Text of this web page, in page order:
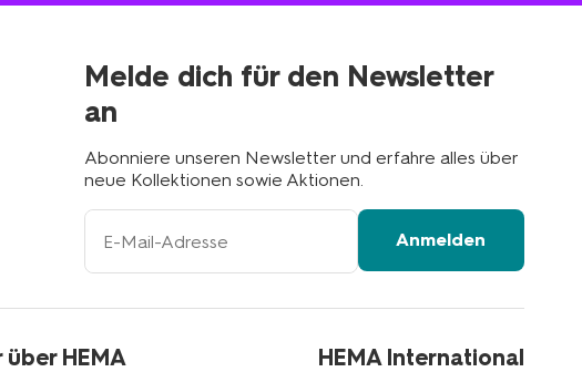
deiner
Melde dich für den Newsletter
an
Abonniere unseren Newsletter und erfahre alles über
neue Kollektionen sowie Aktionen.
Ihre
Anmelden
über HEMA HEMA International